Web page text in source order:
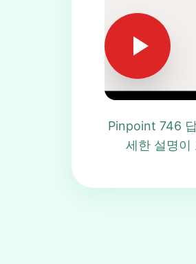
Pinpoint 746
세한 설명이